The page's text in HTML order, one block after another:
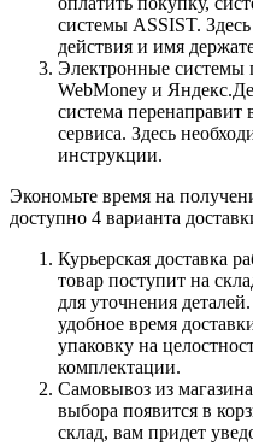
системы ASSIST.
действия и имя
Электронные системы
WebMoney и
система перенаправит
сервиса. Здесь
инструкции.
Экономьте время на
доступно 4 варианта
Курьерская доставка
товар поступит на
для уточнения
удобное время
упаковку на
комплектации.
Самовывоз из
выбора появится в
склад, вам придет